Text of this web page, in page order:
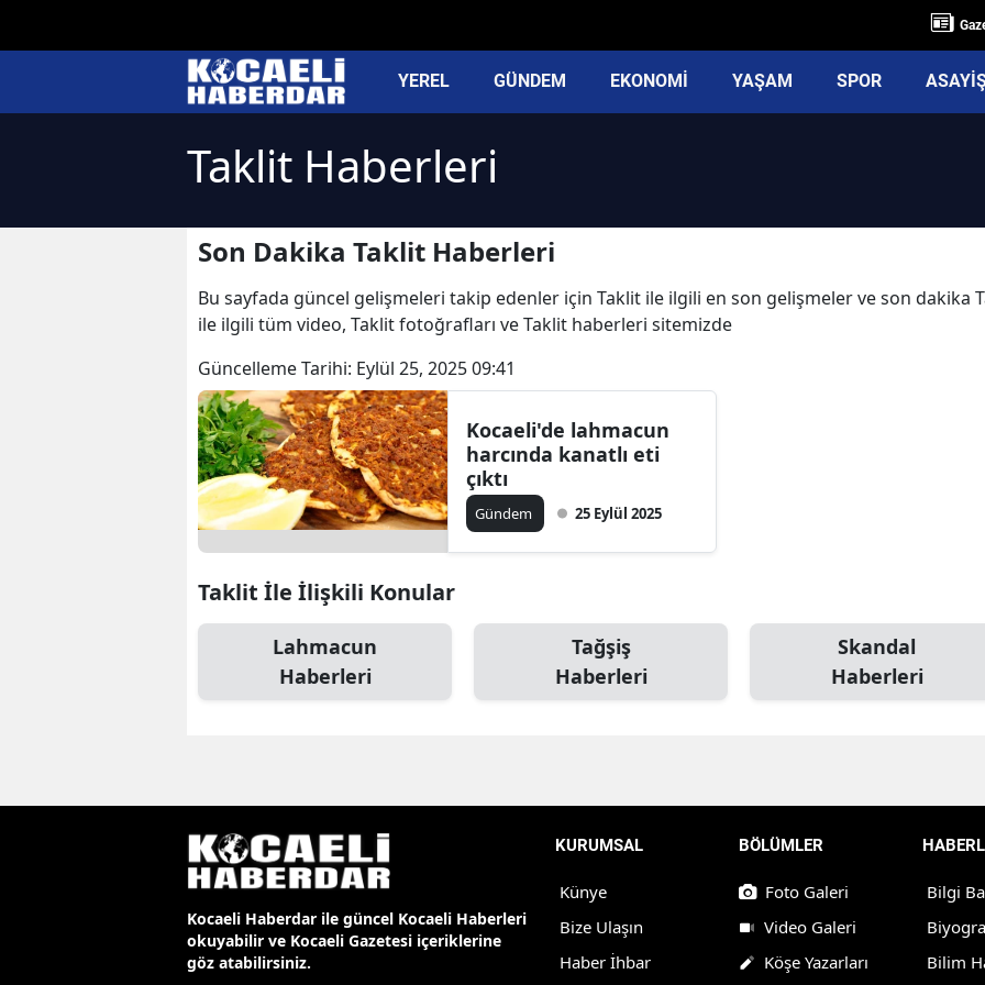
YEREL GÜNDEM EKONOMİ YAŞAM SPOR
Taklit Haberleri
Son Dakika Taklit Haberleri
Bu sayfada güncel gelişmeleri takip edenler için Taklit ile ilgili en son gelişmeler ve son dakika
ile ilgili tüm video, Taklit fotoğrafları ve Taklit haberleri sitemizde
Güncelleme Tarihi: Eylül 25, 2025 09:41
Kocaeli'de lahmacun
harcında kanatlı eti
çıktı
Gündem 25 Eylül 2025
Taklit İle İlişkili Konular
Lahmacun
Haberleri
Tağşiş
Haberleri
Skandal
Haberleri
Kocaeli Haberdar ile güncel Kocaeli Haberleri
okuyabilir ve Kocaeli Gazetesi içeriklerine
göz atabilirsiniz.
KURUMSAL
Künye
Bize Ulaşın
Haber İhbar
BÖLÜMLER
Foto Galeri
Video Galeri
Köşe Yazarları
Bilgi
Bilim